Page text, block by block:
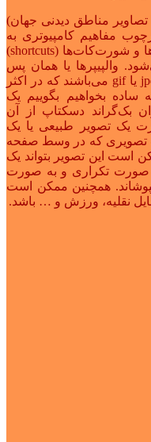
تصاویر مناطق دیدنی جهان)
مفاهیم کامپیوتری به
تصویری که در پشت تمام منوها، آیکن‌ها و شورت‌کات‌ها (shortcuts)
والپیپرها یا همان پس
زمینه، به طور معمول دارای فرمت jpeg یا gif می‌باشند که در اکثر
ساده بخواهیم بگوییم یک
بک‌گراند دسکتاپ از آن
یک تصویر طبیعی یا یک
تصویری که در وسط صفحه
است این تصویر بتواند یک
صورت تکراری و به صورت
همچنین ممکن است
نقلیه، ورزش و … باشد.